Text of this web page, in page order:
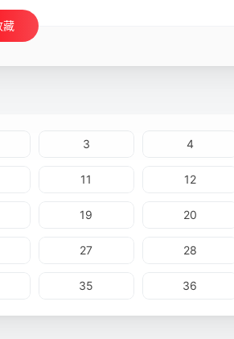
藏
3 4
11 12
19 20
27 28
35 36